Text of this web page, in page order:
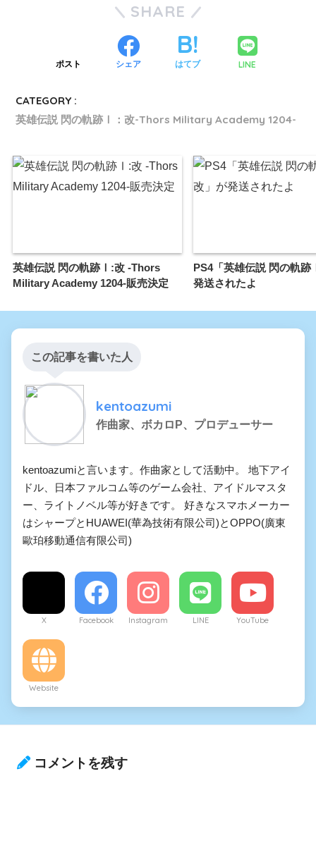
SHARE
ポスト シェア はてブ LINE
CATEGORY :
英雄伝説 閃の軌跡Ⅰ：改-Thors Military Academy 1204-
英雄伝説 閃の軌跡Ⅰ:改 -Thors
Military Academy 1204-販売決定
PS4「英雄伝説 閃の軌
発送されたよ
この記事を書いた人
kentoazumi
作曲家、ボカロP、プロデューサー
kentoazumiと言います。作曲家として活動中。 地下アイ
ドル、日本ファルコム等のゲーム会社、アイドルマスタ
ー、ライトノベル等が好きです。 好きなスマホメーカー
はシャープとHUAWEI(華為技術有限公司)とOPPO(廣東
歐珀移動通信有限公司)
X Facebook Instagram LINE YouTube
Website
コメントを残す